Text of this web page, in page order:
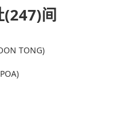
(247)间
TONG)